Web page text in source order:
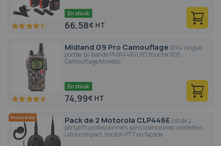
88.6 100
En stock
66,58€
Midland G9 Pro Camouflage IPX4 longue
portée, bi-bande PMR446/LPD, touche SOS.
Camouflage Mimetic.
91 100
En stock
74,99€
Pack de 2 Motorola CLP446E Lot de 2
portatifs professionnels sans licence avec oreillettes,
ultra compact, bouton PTT en façade